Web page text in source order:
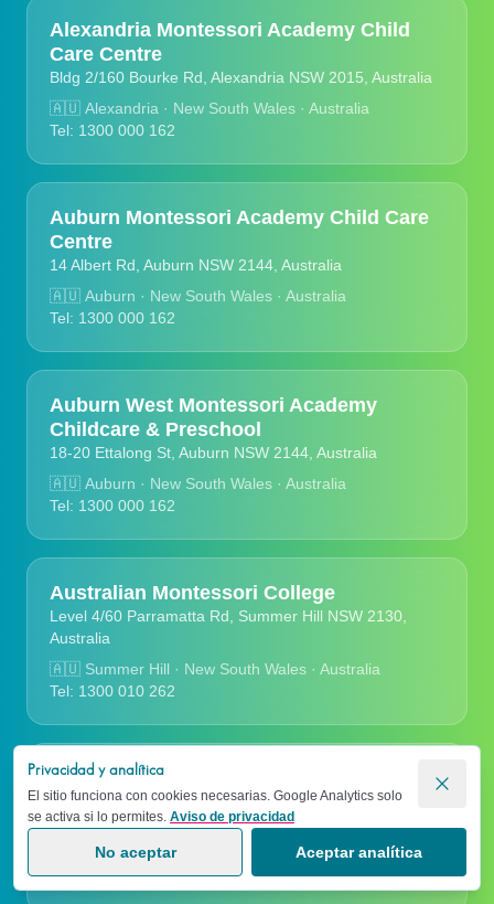
Alexandria Montessori Academy Child
Care Centre
Bldg 2/160 Bourke Rd, Alexandria NSW 2015, Australia
🇦🇺 Alexandria · New South Wales · Australia
Tel: 1300 000 162
Auburn Montessori Academy Child Care
Centre
14 Albert Rd, Auburn NSW 2144, Australia
🇦🇺 Auburn · New South Wales · Australia
Tel: 1300 000 162
Auburn West Montessori Academy
Childcare & Preschool
18-20 Ettalong St, Auburn NSW 2144, Australia
🇦🇺 Auburn · New South Wales · Australia
Tel: 1300 000 162
Australian Montessori College
Level 4/60 Parramatta Rd, Summer Hill NSW 2130,
Australia
🇦🇺 Summer Hill · New South Wales · Australia
Tel: 1300 010 262
Bankstown Montessori Academy Child
Care Centre
462 Chapel Rd, Bankstown NSW 2200, Australia
Bankstown · New South Wales · Australia
Tel: 1300 000 162
Privacidad y analítica
El sitio funciona con cookies necesarias. Google Analytics solo
se activa si lo permites. Aviso de privacidad
No aceptar Aceptar analítica